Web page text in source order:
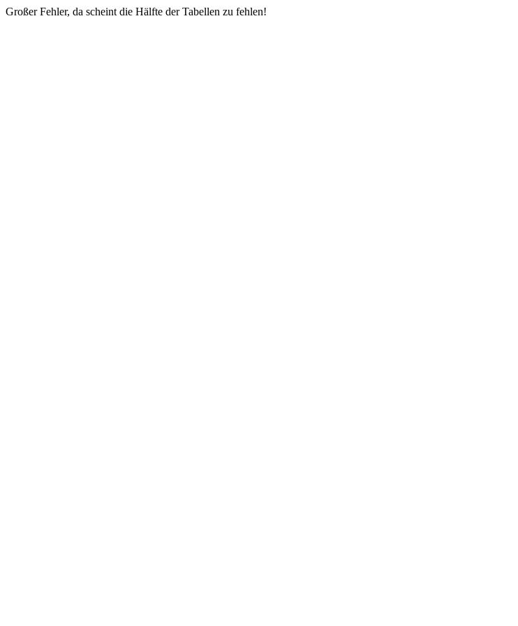
Großer Fehler, da scheint die Hälfte der Tabellen zu fehlen!